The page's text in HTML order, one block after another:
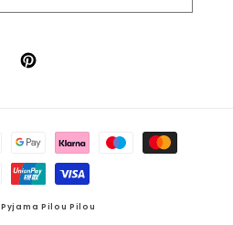
Pinterest
Pyjama Pilou Pilou